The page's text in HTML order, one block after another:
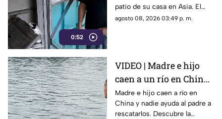
0:52
casa
patio de su casa en Asia. El
video viral muestra cómo
agosto 08, 2026 03:49 p. m.
VIDEO | Madre e hijo
caen a un río en China
y nadie los ayuda por
esta indignante razón
Madre e hijo caen a río en
China y nadie ayuda al padre a
rescatarlos. Descubre la